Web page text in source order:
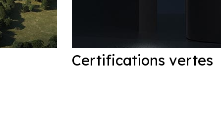
Certifications vertes